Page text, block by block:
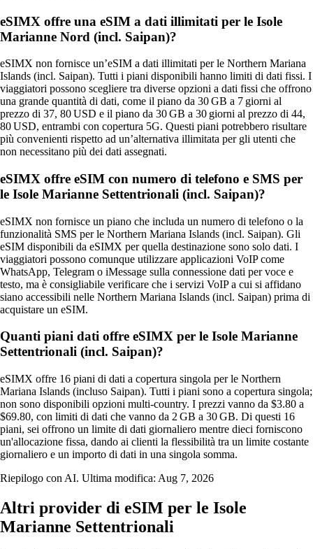
eSIMX offre una eSIM a dati illimitati per le Isole
Marianne Nord (incl. Saipan)?
eSIMX non fornisce un’eSIM a dati illimitati per le Northern Mariana
Islands (incl. Saipan). Tutti i piani disponibili hanno limiti di dati fissi. I
viaggiatori possono scegliere tra diverse opzioni a dati fissi che offrono
una grande quantità di dati, come il piano da 30 GB a 7 giorni al
prezzo di 37, 80 USD e il piano da 30 GB a 30 giorni al prezzo di 44,
80 USD, entrambi con copertura 5G. Questi piani potrebbero risultare
più convenienti rispetto ad un’alternativa illimitata per gli utenti che
non necessitano più dei dati assegnati.
eSIMX offre eSIM con numero di telefono e SMS per
le Isole Marianne Settentrionali (incl. Saipan)?
eSIMX non fornisce un piano che includa un numero di telefono o la
funzionalità SMS per le Northern Mariana Islands (incl. Saipan). Gli
eSIM disponibili da eSIMX per quella destinazione sono solo dati. I
viaggiatori possono comunque utilizzare applicazioni VoIP come
WhatsApp, Telegram o iMessage sulla connessione dati per voce e
testo, ma è consigliabile verificare che i servizi VoIP a cui si affidano
siano accessibili nelle Northern Mariana Islands (incl. Saipan) prima di
acquistare un eSIM.
Quanti piani dati offre eSIMX per le Isole Marianne
Settentrionali (incl. Saipan)?
eSIMX offre 16 piani di dati a copertura singola per le Northern
Mariana Islands (incluso Saipan). Tutti i piani sono a copertura singola;
non sono disponibili opzioni multi‑country. I prezzi vanno da $3.80 a
$69.80, con limiti di dati che vanno da 2 GB a 30 GB. Di questi 16
piani, sei offrono un limite di dati giornaliero mentre dieci forniscono
un'allocazione fissa, dando ai clienti la flessibilità tra un limite costante
giornaliero e un importo di dati in una singola somma.
Riepilogo con AI. Ultima modifica: Aug 7, 2026
Altri provider di eSIM per le Isole
Marianne Settentrionali